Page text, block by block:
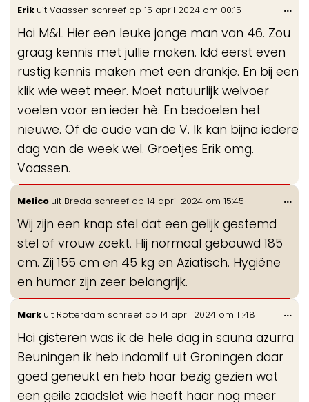
Erik uit Vaassen schreef op 15 april 2024 om 00:15
Hoi M&L Hier een leuke jonge man van 46. Zou
graag kennis met jullie maken. Idd eerst even
rustig kennis maken met een drankje. En bij een
klik wie weet meer. Moet natuurlijk welvoer
voelen voor en ieder hè. En bedoelen het
nieuwe. Of de oude van de V. Ik kan bijna iedere
dag van de week wel. Groetjes Erik omg.
Vaassen.
...
Melico uit Breda schreef op 14 april 2024 om 15:45
Wij zijn een knap stel dat een gelijk gestemd
stel of vrouw zoekt. Hij normaal gebouwd 185
cm. Zij 155 cm en 45 kg en Aziatisch. Hygiëne
en humor zijn zeer belangrijk.
...
Mark uit Rotterdam schreef op 14 april 2024 om 11:48
Hoi gisteren was ik de hele dag in sauna azurra
Beuningen ik heb indomilf uit Groningen daar
goed geneukt en heb haar bezig gezien wat
een geile zaadslet wie heeft haar nog meer
...